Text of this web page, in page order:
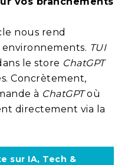
nous rend
TUI
le store ChatGPT
Concrètement,
à ChatGPToù
directement via la
sur IA, Tech &